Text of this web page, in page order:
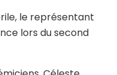
le représentant
lors du second